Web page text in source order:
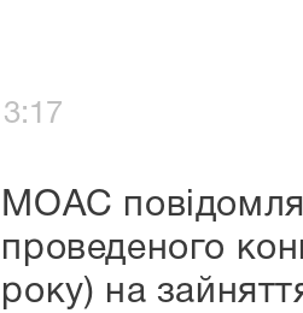
МОАС
проведеного
року) на